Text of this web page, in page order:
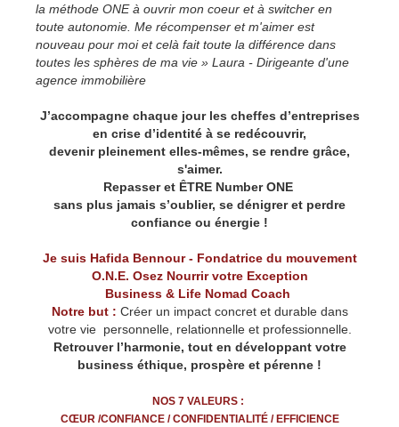
la méthode ONE à ouvrir mon coeur et à switcher en
toute autonomie. Me récompenser et m'aimer est
nouveau pour moi et celà fait toute la différence dans
toutes les sphères de ma vie » Laura - Dirigeante d'une
agence immobilière
J’accompagne chaque jour les cheffes d’entreprises
en crise d’identité à se redécouvrir,
devenir pleinement elles-mêmes, se rendre grâce,
s'aimer.
Repasser et ÊTRE Number ONE
sans plus jamais s’oublier, se dénigrer et perdre
confiance ou énergie !
Je suis Hafida Bennour - Fondatrice du mouvement
O.N.E. Osez Nourrir votre Exception
Business & Life Nomad Coach
Notre but : Créer un impact concret et durable dans
votre vie personnelle, relationnelle et professionnelle.
Retrouver l’harmonie, tout en développant votre
business éthique, prospère et pérenne !
NOS 7 VALEURS :
CŒUR /CONFIANCE / CONFIDENTIALITÉ / EFFICIENCE